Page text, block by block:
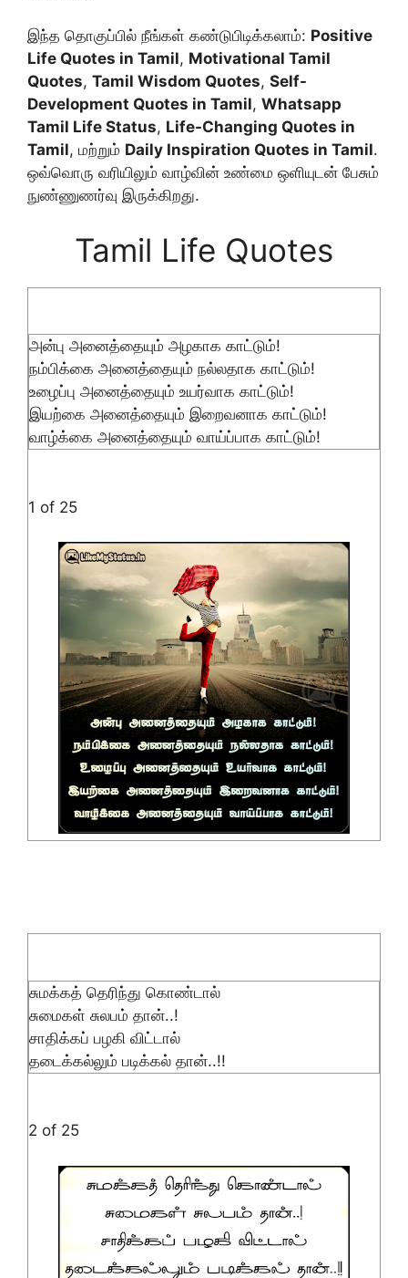
இந்த தொகுப்பில் நீங்கள் கண்டுபிடிக்கலாம்: Positive
Life Quotes in Tamil, Motivational Tamil
Quotes, Tamil Wisdom Quotes, Self-
Development Quotes in Tamil, Whatsapp
Tamil Life Status, Life-Changing Quotes in
Tamil, மற்றும் Daily Inspiration Quotes in Tamil.
ஒவ்வொரு வரியிலும் வாழ்வின் உண்மை ஒளியுடன் பேசும்
நுண்ணுணர்வு இருக்கிறது.
Tamil Life Quotes
அன்பு அனைத்தையும் அழகாக காட்டும்!
நம்பிக்கை அனைத்தையும் நல்லதாக காட்டும்!
உழைப்பு அனைத்தையும் உயர்வாக காட்டும்!
இயற்கை அனைத்தையும் இறைவனாக காட்டும்!
வாழ்க்கை அனைத்தையும் வாய்ப்பாக காட்டும்!
1 of 25
சுமக்கத் தெரிந்து கொண்டால்
சுமைகள் சுலபம் தான்..!
சாதிக்கப் பழகி விட்டால்
தடைக்கல்லும் படிக்கல் தான்..!!
2 of 25